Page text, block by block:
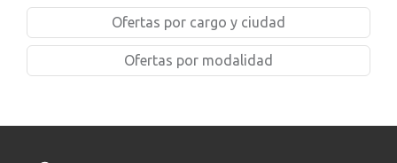
Ofertas por cargo y ciudad
Ofertas por modalidad